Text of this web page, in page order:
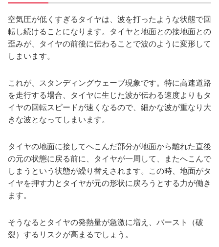
空気圧が低くすぎるタイヤは、波を打ったような状態で回
転し続けることになります。タイヤと地面との接地面との
歪みが、タイヤの前後に伝わることで波のように変形して
しまいます。
これが、スタンディングウェーブ現象です。特に高速道路
を走行する場合、タイヤに生じた波が伝わる速度よりもタ
イヤの回転スピードが速くなるので、細かな波が重なり大
きな波となってしまいます。
タイヤの地面に接してへこんだ部分が地面から離れた直後
の元の状態に戻る前に、タイヤが一周して、またへこんで
しまうという状態が繰り替えされます。この時、地面がタ
イヤを押す力とタイヤが元の形状に戻ろうとする力が働き
ます。
そうなるとタイヤの発熱量が急激に増え、バースト（破
裂）するリスクが高まるでしょう。